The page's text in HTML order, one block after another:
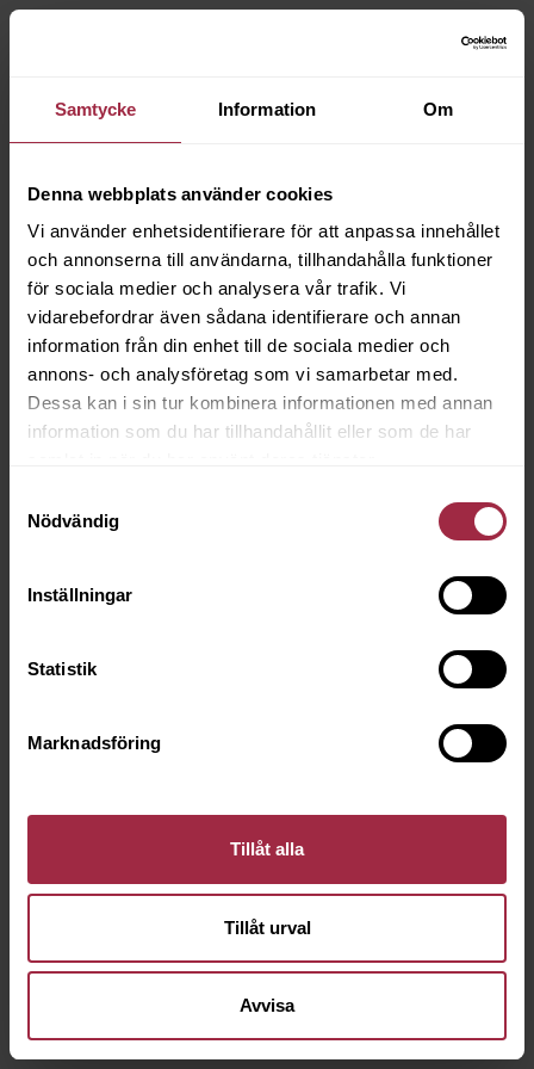
Samtycke Information Om
Denna webbplats använder cookies
Vi använder enhetsidentifierare för att anpassa innehållet
och annonserna till användarna, tillhandahålla funktioner
för sociala medier och analysera vår trafik. Vi
vidarebefordrar även sådana identifierare och annan
information från din enhet till de sociala medier och
annons- och analysföretag som vi samarbetar med.
Dessa kan i sin tur kombinera informationen med annan
information som du har tillhandahållit eller som de har
Nödvändig
Inställningar
Statistik
Marknadsföring
Tillåt alla
Tillåt urval
Avvisa